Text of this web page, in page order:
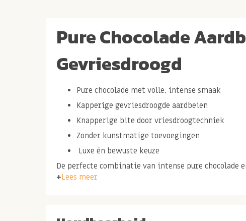
Pure Chocolade
Gevriesdroogd
Pure chocolade met volle, intense smaak
Kapperige gevriesdroogde aardbeien
Knapperige bite door vriesdroogtechniek
Zonder kunstmatige toevoegingen
Luxe én bewuste keuze
De perfecte combinatie van intense pure chocolade
gevriesdroogde aardbeien.
toevoegingen? Deze
pure chocolade aardbeien
Lees meer